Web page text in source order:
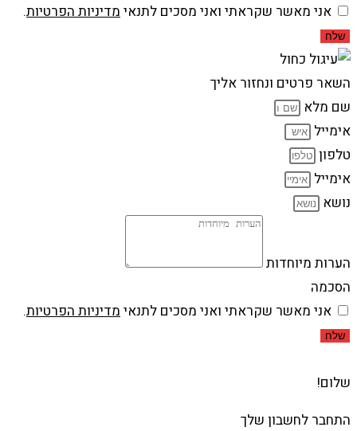
אני מאשר שקראתי ואני מסכים לתנאי מדיניות הפרטיות.
שלח
השאר פרטים ונחזור אליך
שם מלא
אימייל
טלפון
אימייל
נושא
הערות מיוחדות
הסכמה
אני מאשר שקראתי ואני מסכים לתנאי מדיניות הפרטיות.
שלח
שלום!
התחבר לחשבון שלך